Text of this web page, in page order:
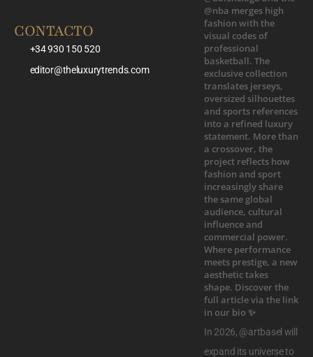
CONTACTO
+34 930 150 520
editor@theluxurytrends.com
In 2026, @artbasel will
expand its universe to